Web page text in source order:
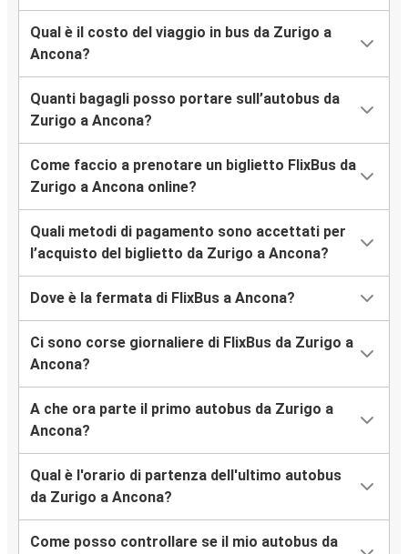
Qual è il costo del viaggio in bus da Zurigo a
Ancona?
Quanti bagagli posso portare sull’autobus da
Zurigo a Ancona?
Come faccio a prenotare un biglietto FlixBus da
Zurigo a Ancona online?
Quali metodi di pagamento sono accettati per
l’acquisto del biglietto da Zurigo a Ancona?
Dove è la fermata di FlixBus a Ancona?
Ci sono corse giornaliere di FlixBus da Zurigo a
Ancona?
A che ora parte il primo autobus da Zurigo a
Ancona?
Qual è l'orario di partenza dell'ultimo autobus
da Zurigo a Ancona?
Come posso controllare se il mio autobus da